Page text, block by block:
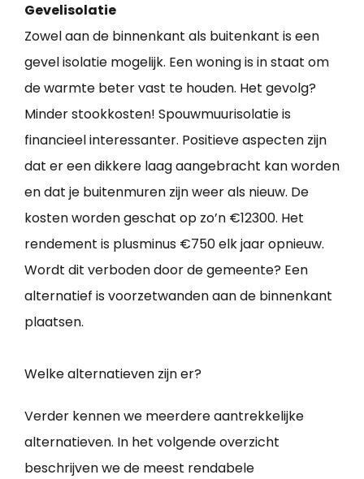
Gevelisolatie
Zowel aan de binnenkant als buitenkant is een
gevel isolatie mogelijk. Een woning is in staat om
de warmte beter vast te houden. Het gevolg?
Minder stookkosten! Spouwmuurisolatie is
financieel interessanter. Positieve aspecten zijn
dat er een dikkere laag aangebracht kan worden
en dat je buitenmuren zijn weer als nieuw. De
kosten worden geschat op zo’n €12300. Het
rendement is plusminus €750 elk jaar opnieuw.
Wordt dit verboden door de gemeente? Een
alternatief is voorzetwanden aan de binnenkant
plaatsen.
Welke alternatieven zijn er?
Verder kennen we meerdere aantrekkelijke
alternatieven. In het volgende overzicht
beschrijven we de meest rendabele